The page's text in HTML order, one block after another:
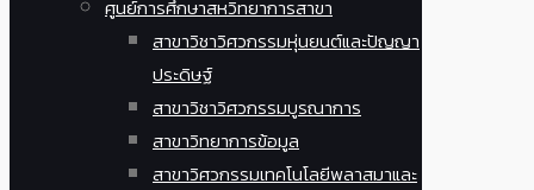
ศูนย์การศึกษาสหวิทยาการสาขา
สาขาวิชาวิศวกรรมหุ่นยนต์และปัญญา
ประดิษฐ์
สาขาวิชาวิศวกรรมบูรณาการ
สาขาวิทยาการข้อมูล
สาขาวิศวกรรมเทคโนโลยีพลาสมาและ